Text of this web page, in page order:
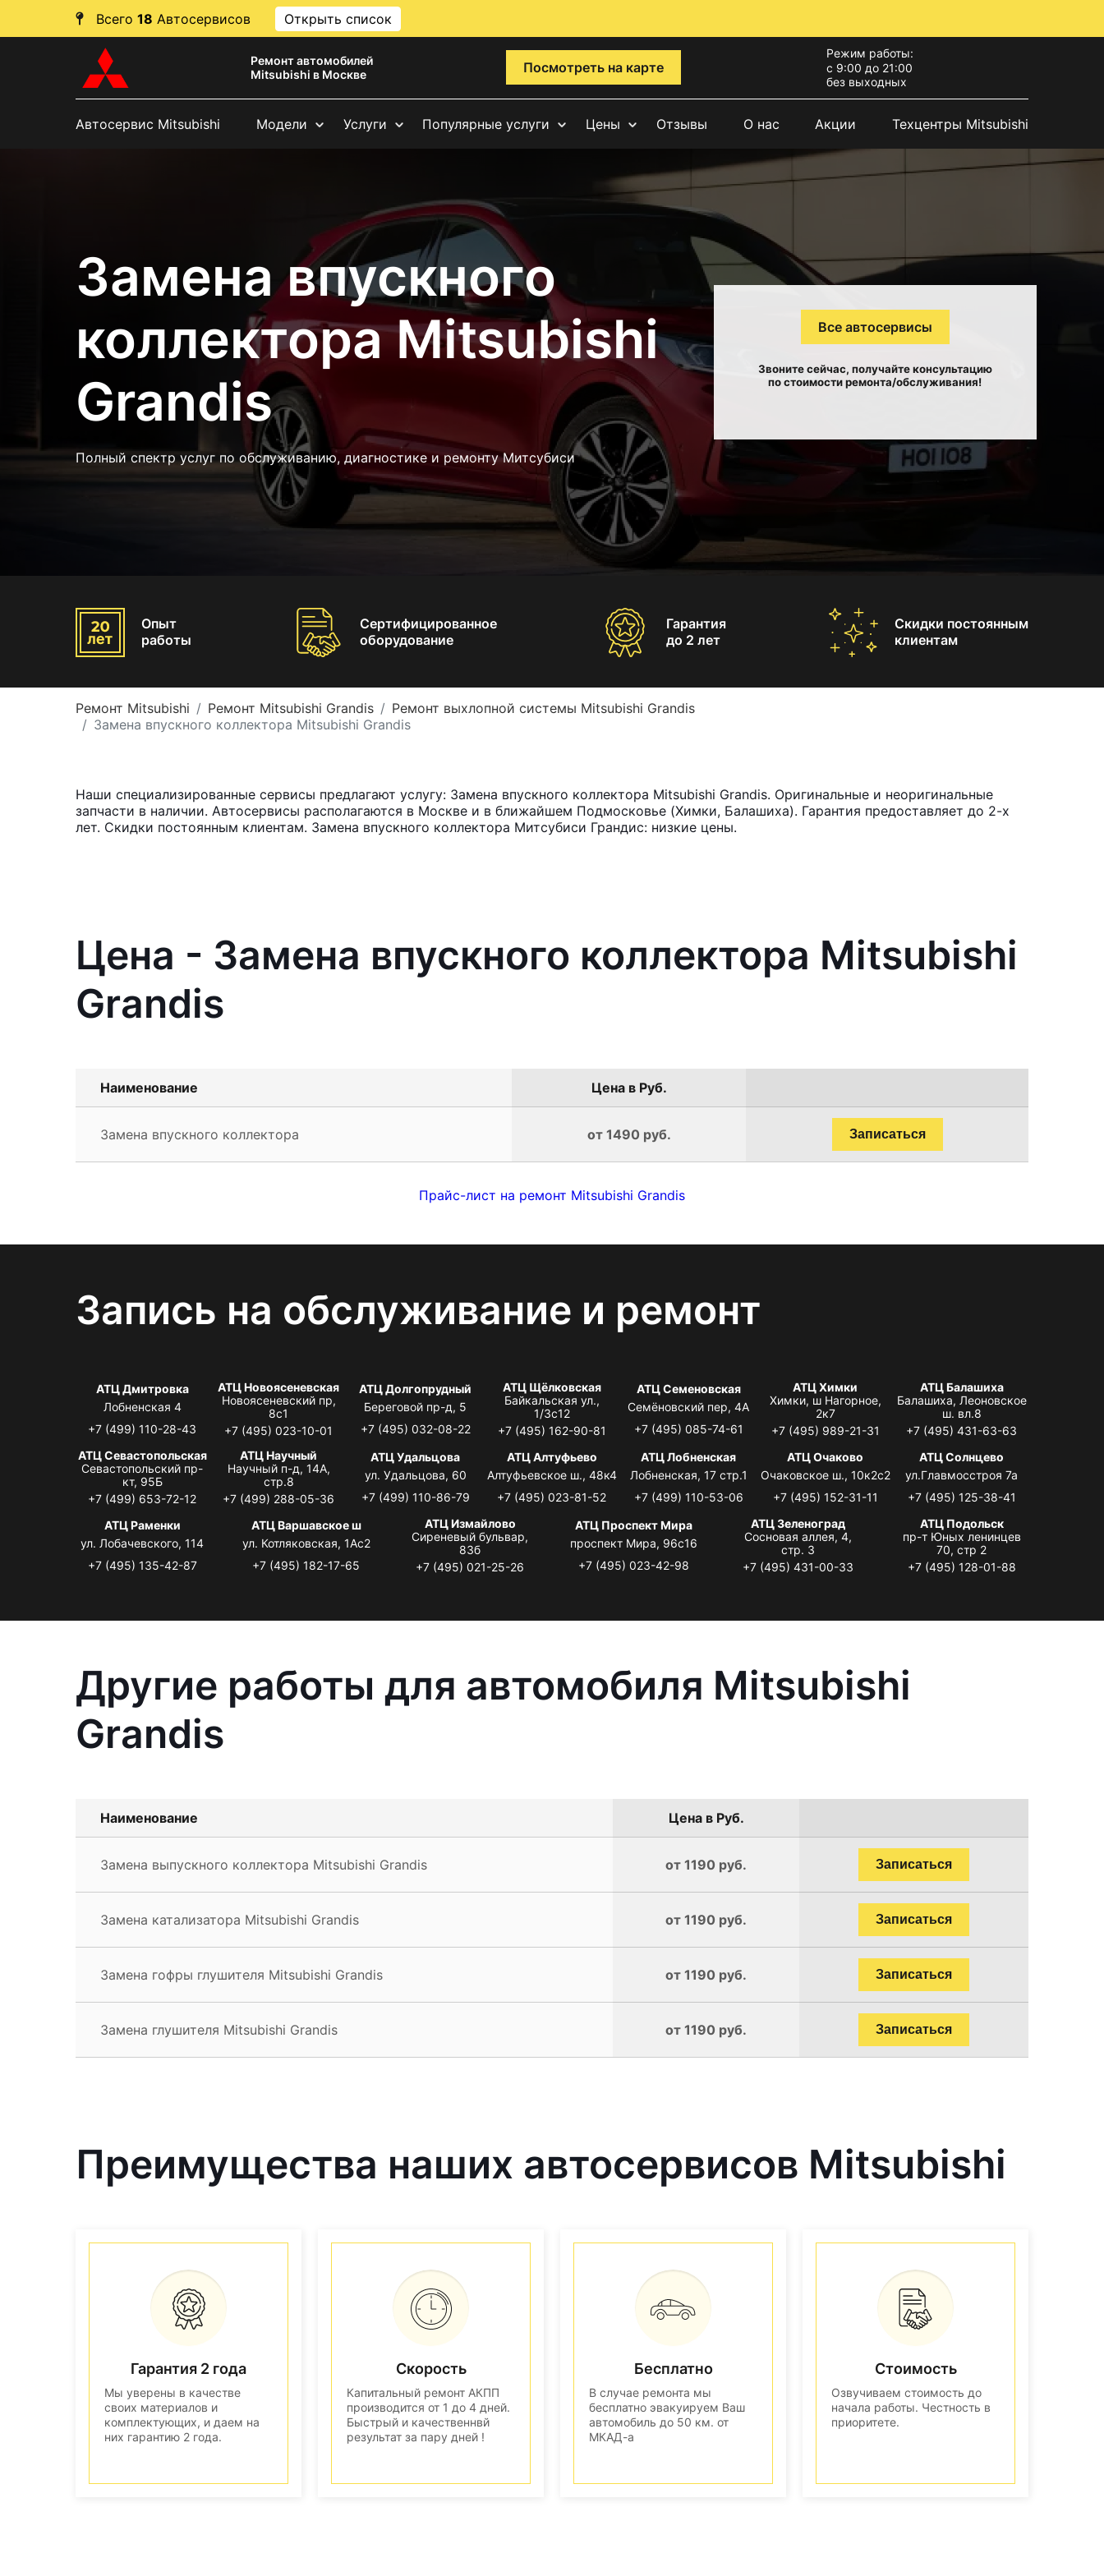
Всего 18 Автосервисов Открыть список
Ремонт автомобилей
Mitsubishi в Москве
Посмотреть на карте
Режим работы:
с 9:00 до 21:00
без выходных
Автосервис Mitsubishi Модели Услуги Популярные услуги Цены Отзывы О нас Акции Техцентры Mitsubishi
Замена впускного
коллектора Mitsubishi
Grandis
Полный спектр услуг по обслуживанию, диагностике и ремонту Митсубиси
Все автосервисы
Звоните сейчас, получайте консультацию
по стоимости ремонта/обслуживания!
Опыт
работы
Сертифицированное
оборудование
Гарантия
до 2 лет
Скидки постоянным
клиентам
Ремонт Mitsubishi Ремонт Mitsubishi Grandis
Ремонт выхлопной системы Mitsubishi Grandis
Замена впускного коллектора Mitsubishi Grandis
Наши специализированные сервисы предлагают услугу: Замена впускного коллектора Mitsubishi Grandis. Оригинальные и неоригинальные
запчасти в наличии. Автосервисы располагаются в Москве и в ближайшем Подмосковье (Химки, Балашиха). Гарантия предоставляет до 2-х
лет. Скидки постоянным клиентам. Замена впускного коллектора Митсубиси Грандис: низкие цены.
Цена - Замена впускного коллектора Mitsubishi
Grandis
Наименование Цена в Руб.
Замена впускного коллектора от 1490 руб. Записаться
Прайс-лист на ремонт Mitsubishi Grandis
Запись на обслуживание и ремонт
АТЦ Дмитровка
Лобненская 4
+7 (499) 110-28-43
АТЦ Новоясеневская
Новоясеневский пр,
8с1
+7 (495) 023-10-01
АТЦ Долгопрудный
Береговой пр-д, 5
+7 (495) 032-08-22
АТЦ Щёлковская
Байкальская ул.,
1/3с12
+7 (495) 162-90-81
АТЦ Семеновская
Семёновский пер, 4А
+7 (495) 085-74-61
АТЦ Химки
Химки, ш Нагорное,
2к7
+7 (495) 989-21-31
АТЦ Балашиха
Балашиха, Леоновское
ш. вл.8
+7 (495) 431-63-63
АТЦ Севастопольская
Севастопольский пр-
кт, 95Б
+7 (499) 653-72-12
АТЦ Научный
Научный п-д, 14А,
стр.8
+7 (499) 288-05-36
АТЦ Удальцова
ул. Удальцова, 60
+7 (499) 110-86-79
АТЦ Алтуфьево
Алтуфьевское ш., 48к4
+7 (495) 023-81-52
АТЦ Лобненская
Лобненская, 17 стр.1
+7 (499) 110-53-06
АТЦ Очаково
Очаковское ш., 10к2с2
+7 (495) 152-31-11
АТЦ Солнцево
ул.Главмосстроя 7а
+7 (495) 125-38-41
АТЦ Раменки
ул. Лобачевского, 114
+7 (495) 135-42-87
АТЦ Варшавское ш
ул. Котляковская, 1Ас2
+7 (495) 182-17-65
АТЦ Измайлово
Сиреневый бульвар,
83б
+7 (495) 021-25-26
АТЦ Проспект Мира
проспект Мира, 96с16
+7 (495) 023-42-98
АТЦ Зеленоград
Сосновая аллея, 4,
стр. 3
+7 (495) 431-00-33
АТЦ Подольск
пр-т Юных ленинцев
70, стр 2
+7 (495) 128-01-88
Другие работы для автомобиля Mitsubishi
Grandis
Наименование Цена в Руб.
Замена выпускного коллектора Mitsubishi Grandis от 1190 руб. Записаться
Замена катализатора Mitsubishi Grandis от 1190 руб. Записаться
Замена гофры глушителя Mitsubishi Grandis от 1190 руб. Записаться
Замена глушителя Mitsubishi Grandis от 1190 руб. Записаться
Преимущества наших автосервисов Mitsubishi
Гарантия 2 года
Мы уверены в качестве
своих материалов и
комплектующих, и даем на
них гарантию 2 года.
Скорость
Капитальный ремонт АКПП
производится от 1 до 4 дней.
Быстрый и качественнвй
результат за пару дней !
Бесплатно
В случае ремонта мы
бесплатно эвакуируем Ваш
автомобиль до 50 км. от
МКАД-а
Стоимость
Озвучиваем стоимость до
начала работы. Честность в
приоритете.